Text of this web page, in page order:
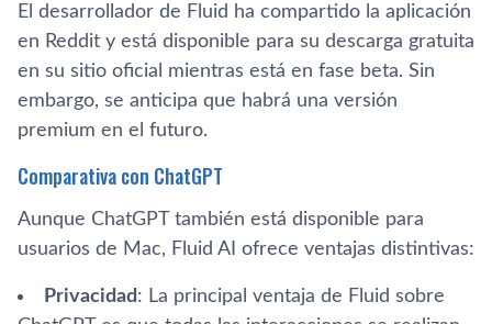
El desarrollador de Fluid ha compartido la aplicación
en Reddit y está disponible para su descarga gratuita
en su sitio oficial mientras está en fase beta. Sin
embargo, se anticipa que habrá una versión
premium en el futuro.
Comparativa con ChatGPT
Aunque ChatGPT también está disponible para
usuarios de Mac, Fluid AI ofrece ventajas distintivas:
Privacidad: La principal ventaja de Fluid sobre